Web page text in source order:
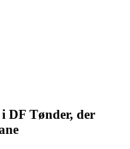
DF Tønder, der